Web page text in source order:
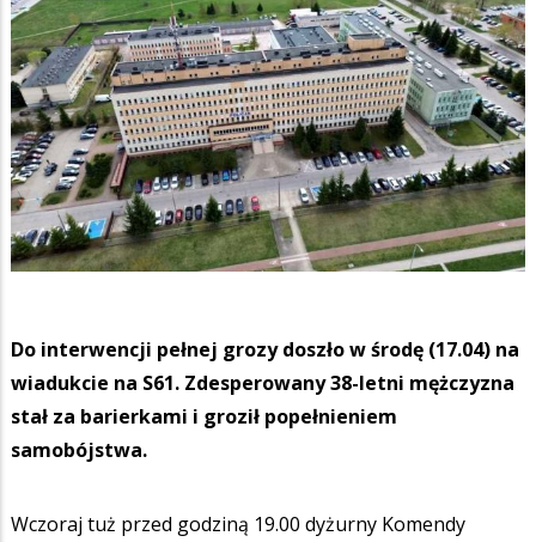
Do interwencji pełnej grozy doszło w środę (17.04) na
wiadukcie na S61. Zdesperowany 38-letni mężczyzna
stał za barierkami i groził popełnieniem
samobójstwa.
Wczoraj tuż przed godziną 19.00 dyżurny Komendy